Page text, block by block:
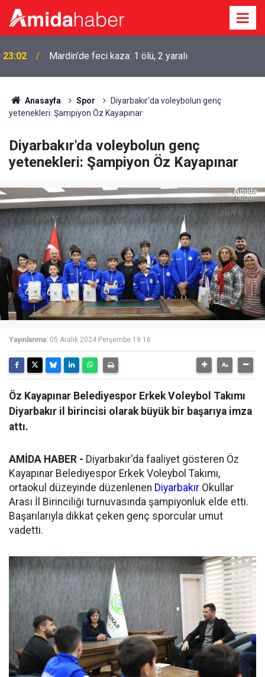
22:50
Cumhurbaşkanı Erdoğan Suudi Arabistan’a gidiyor
Anasayfa Spor
Diyarbakır'da voleybolun genç
yetenekleri: Şampiyon Öz Kayapınar
Diyarbakır'da voleybolun genç
yetenekleri: Şampiyon Öz Kayapınar
Yayınlanma: 05 Aralık 2024 Perşembe 19:16
Öz Kayapınar Belediyespor Erkek Voleybol Takımı
Diyarbakır il birincisi olarak büyük bir başarıya imza
attı.
AMİDA HABER - Diyarbakır'da faaliyet gösteren Öz
Kayapınar Belediyespor Erkek Voleybol Takımı,
ortaokul düzeyinde düzenlenen Diyarbakır Okullar
Arası İl Birinciliği turnuvasında şampiyonluk elde etti.
Başarılarıyla dikkat çeken genç sporcular umut
vadetti.